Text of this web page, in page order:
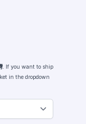
. If you want to ship
in the dropdown